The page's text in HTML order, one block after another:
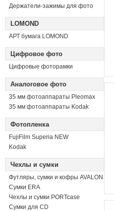
Держатели-зажимы для фото
LOMOND
АРТ бумага LOMOND
Цифровое фото
Цифровые фоторамки
Аналоговое фото
35 мм фотоаппараты Pleomax
35 мм фотоаппараты Kodak
Фотопленка
FujiFilm Superia NEW
Kodak
Чехлы и сумки
Футляры, сумки и кофры AVALON
Сумки ERA
Чехлы и сумки PORTcase
Сумки для CD